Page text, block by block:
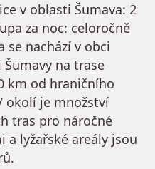
v oblasti Šumava: 2
za noc: celoročně
se nachází v obci
na trase
km od hraničního
okolí je množství
tras pro náročné
a lyžařské areály jsou